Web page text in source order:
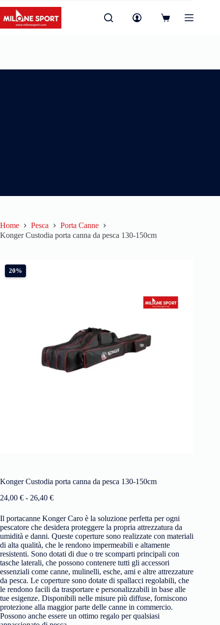
Home Pesca
Porta Canne
Konger Custodia porta canna da pesca 130-150cm
20%
Konger Custodia porta canna da pesca 130-150cm
24,00 € - 26,40 €
Il portacanne Konger Caro è la soluzione perfetta per ogni
pescatore che desidera proteggere la propria attrezzatura da
umidità e danni. Queste coperture sono realizzate con materiali
di alta qualità, che le rendono impermeabili e altamente
resistenti. Sono dotati di due o tre scomparti principali con
tasche laterali, che possono contenere tutti gli accessori
essenziali come canne, mulinelli, esche, ami e altre attrezzature
da pesca. Le coperture sono dotate di spallacci regolabili, che
le rendono facili da trasportare e personalizzabili in base alle
tue esigenze. Disponibili nelle misure più diffuse, forniscono
protezione alla maggior parte delle canne in commercio.
Possono anche essere un ottimo regalo per qualsiasi